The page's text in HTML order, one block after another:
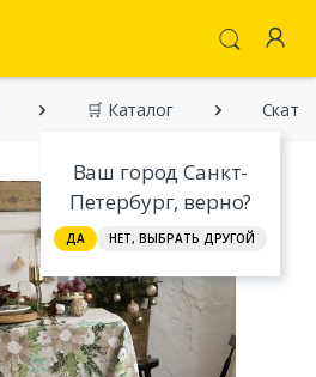
Ваш город Санкт-
Петербург, верно?
ДА НЕТ, ВЫБРАТЬ ДРУГОЙ
🛒 Каталог